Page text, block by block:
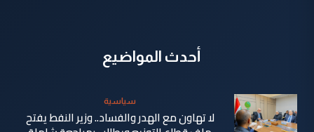
أحدث المواضيع
سياسية
لا تهاون مع الهدر والفساد.. وزير النفط يفتح